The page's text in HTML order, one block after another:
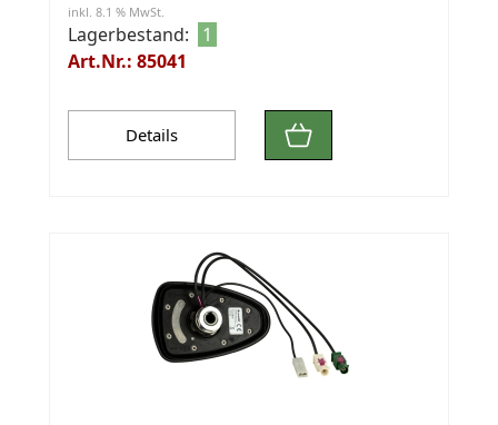
inkl. 8.1 % MwSt.
Lagerbestand:
1
Art.Nr.: 85041
Details